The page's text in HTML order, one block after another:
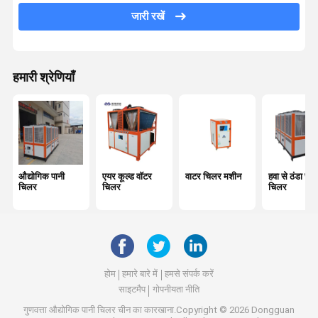
रासायनिक शीतलक
जारी रखें
हमारी श्रेणियाँ
औद्योगिक पानी
चिलर
एयर कूल्ड वॉटर
चिलर
वाटर चिलर मशीन
हवा से ठंडा
चिलर
होम हमारे बारे में
हमसे संपर्क करें
साइटमैप
गोपनीयता नीति
गुणवत्ता औद्योगिक पानी चिलर चीन का कारखाना.Copyright © 2026 Dongguan